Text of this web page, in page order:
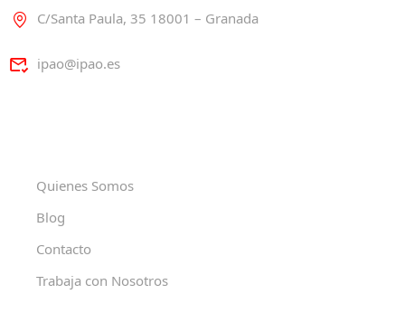
C/Santa Paula, 35 18001 – Granada
ipao@ipao.es
Quienes Somos
Blog
Contacto
Trabaja con Nosotros